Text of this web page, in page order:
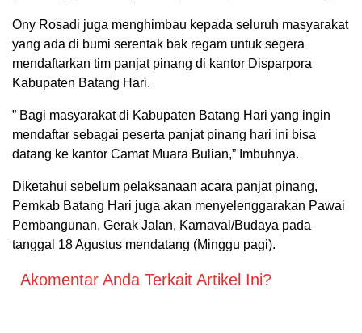
Ony Rosadi juga menghimbau kepada seluruh masyarakat
yang ada di bumi serentak bak regam untuk segera
mendaftarkan tim panjat pinang di kantor Disparpora
Kabupaten Batang Hari.
” Bagi masyarakat di Kabupaten Batang Hari yang ingin
mendaftar sebagai peserta panjat pinang hari ini bisa
datang ke kantor Camat Muara Bulian,” Imbuhnya.
Diketahui sebelum pelaksanaan acara panjat pinang,
Pemkab Batang Hari juga akan menyelenggarakan Pawai
Pembangunan, Gerak Jalan, Karnaval/Budaya pada
tanggal 18 Agustus mendatang (Minggu pagi).
Akomentar Anda Terkait Artikel Ini?